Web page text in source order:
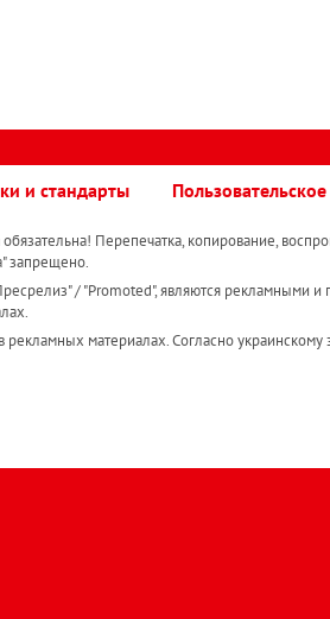
и стандарты
Перепечатка, копирование,
запрещено.
/ "Promoted", являются рекламными и
материалах. Согласно украинскому